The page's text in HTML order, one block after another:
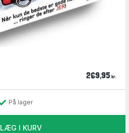
269,95 kr.
På lager
LÆG I KURV